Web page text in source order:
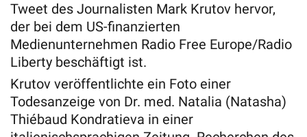
Tweet des Journalisten Mark Krutov hervor,
der bei dem US-finanzierten
Medienunternehmen Radio Free Europe/Radio
Liberty beschäftigt ist.
Krutov veröffentlichte ein Foto einer
Todesanzeige von Dr. med. Natalia (Natasha)
Thiébaud Kondratieva in einer